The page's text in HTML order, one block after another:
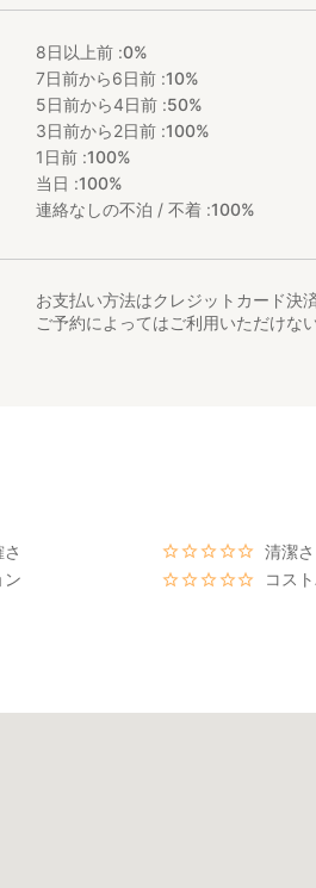
8日以上前 :0%
7日前から6日前 :10%
5日前から4日前 :50%
3日前から2日前 :100%
1日前 :100%
当日 :100%
連絡なしの不泊 / 不着 :100%
お支払い方法はクレジットカード決
ご予約によってはご利用いただけな
清潔さ
ン
コス